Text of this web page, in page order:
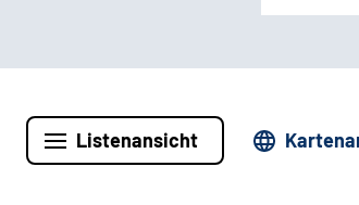
Listenansicht